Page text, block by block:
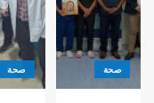
صحة صحة